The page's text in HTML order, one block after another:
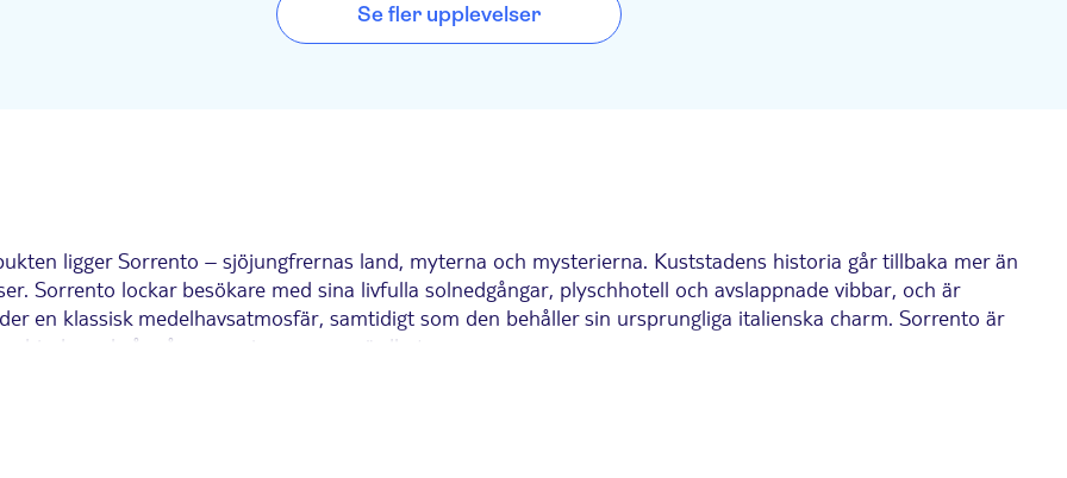
Se fler upplevelser
ligger Sorrento – sjöjungfrernas land, myterna och mysterierna. Kuststadens historia går tillbaka mer än
Sorrento lockar besökare med sina livfulla solnedgångar, plyschhotell och avslappnade vibbar, och är
en klassisk medelhavsatmosfär, samtidigt som den behåller sin ursprungliga italienska charm. Sorrento är
också många av sina egna sevärdheter.